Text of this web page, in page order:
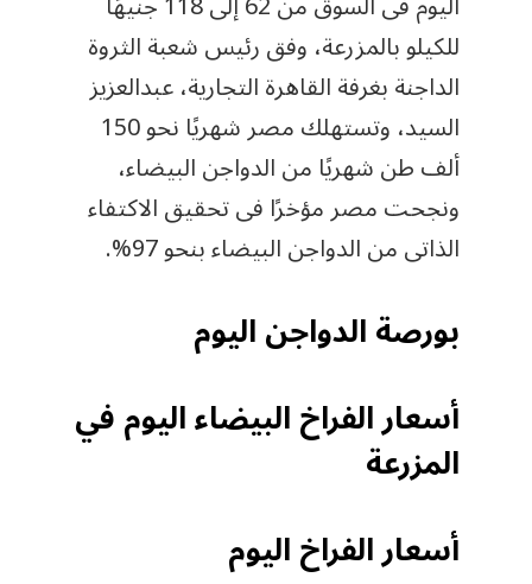
للكيلو بالمزرعة، وفق رئيس شعبة الثروة
الداجنة بغرفة القاهرة التجارية، عبدالعزيز
السيد، وتستهلك مصر شهريًا نحو 150
ألف طن شهريًا من الدواجن البيضاء،
ونجحت مصر مؤخرًا فى تحقيق الاكتفاء
الذاتى من الدواجن البيضاء بنحو 97%.
بورصة الدواجن اليوم
أسعار الفراخ البيضاء اليوم في
المزرعة
أسعار الفراخ اليوم